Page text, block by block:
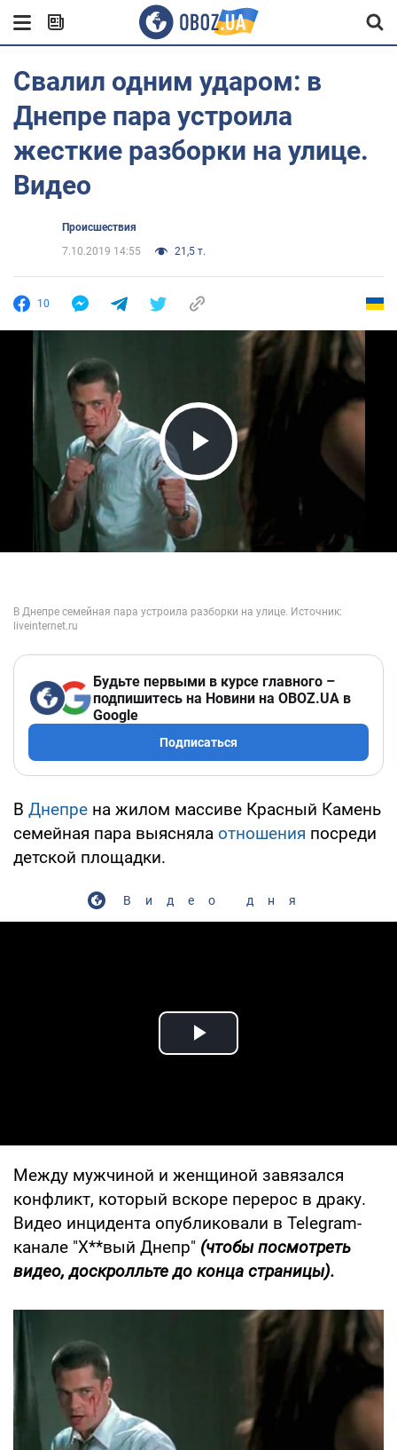
Свалил одним ударом: в
Днепре пара устроила
жесткие разборки на улице.
Видео
Происшествия
7.10.2019 14:55
21,5 т.
10
Play Video
Будьте первыми в курсе главного –
подпишитесь на Новини на OBOZ.UA в
Google
Подписаться
В Днепре на жилом массиве Красный Камень
семейная пара выясняла отношения посреди
детской площадки.
Видео дня
Play Video
Между мужчиной и женщиной завязался
конфликт, который вскоре перерос в драку.
Видео инцидента опубликовали в Telegram-
канале "Х**вый Днепр" (чтобы посмотреть
видео, доскролльте до конца страницы).